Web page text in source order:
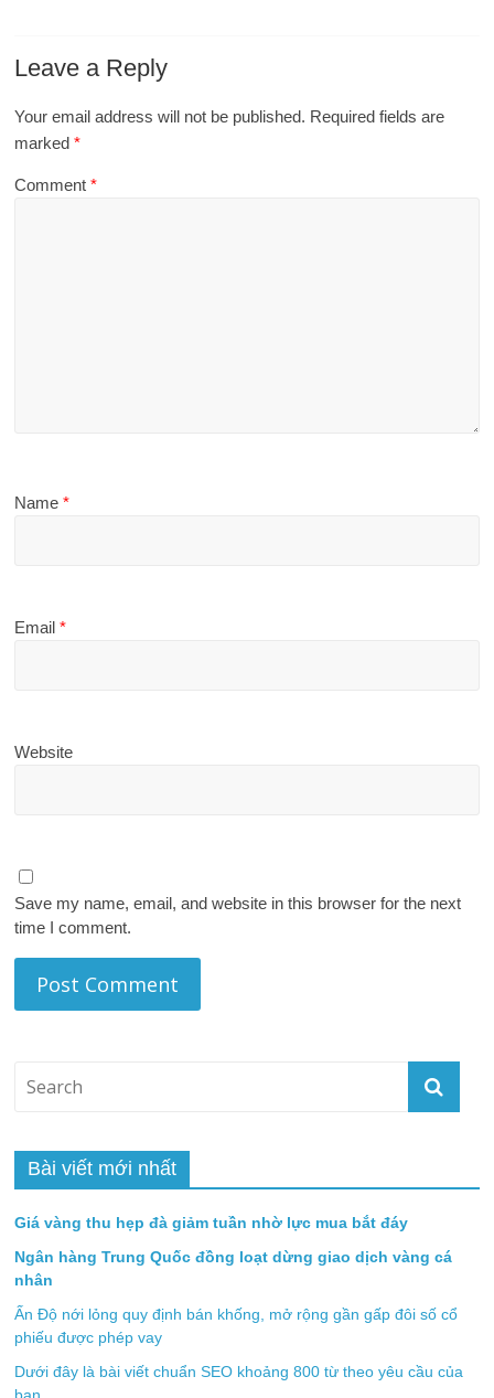
Leave a Reply
Your email address will not be published. Required fields are
marked*
Comment*
Name*
Email*
Website
Save my name, email, and website in this browser for the next
time I comment.
Bài viết mới nhất
Giá vàng thu hẹp đà giảm tuần nhờ lực mua bắt đáy
Ngân hàng Trung Quốc đồng loạt dừng giao dịch vàng cá
nhân
Ấn Độ nới lỏng quy định bán khống, mở rộng gần gấp đôi số cổ
phiếu được phép vay
Dưới đây là bài viết chuẩn SEO khoảng 800 từ theo yêu cầu của